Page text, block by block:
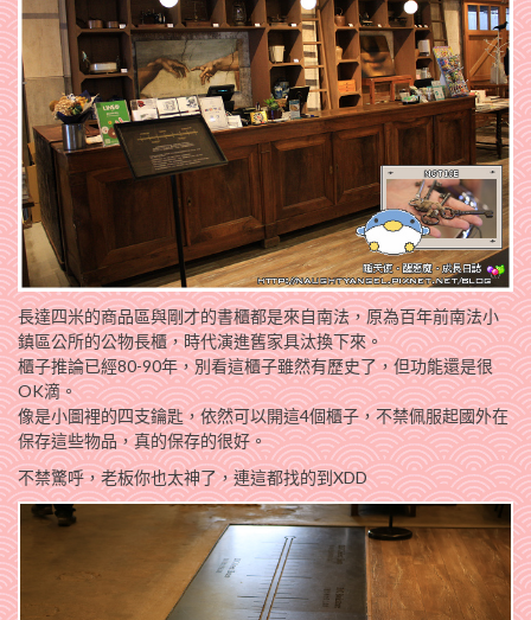
長達四米的商品區與剛才的書櫃都是來自南法，原為百年前南法小
鎮區公所的公物長櫃，時代演進舊家具汰換下來。
櫃子推論已經80-90年，別看這櫃子雖然有歷史了，但功能還是很
OK滴。
像是小圖裡的四支鑰匙，依然可以開這4個櫃子，不禁佩服起國外在
保存這些物品，真的保存的很好。
不禁驚呼，老板你也太神了，連這都找的到XDD